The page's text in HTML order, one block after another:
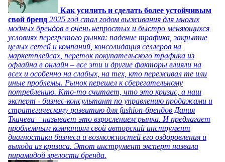
Как усилить и сделать более устойчивым
свой бренд 2025 год стал годом выживания для многих
модных брендов в очень непростых и быстро меняющихся
условиях перегретого рынка: падение трафика, закрытие
целых сетей и компаний, консолидация селлеров на
маркетплейсах, переток покупательского трафика из
офлайна в онлайн – все эти и другие факторы влияли на
всех и особенно на слабых, на тех, кто переживал те или
иные проблемы. Рынок перешел к сберегательному
потреблению. Кто-то считает, что это кризис, а наш
эксперт - бизнес-консультант по управлению продажами и
стратегическому развитию для fashion-брендов Дания
Ткачева – называет это взрослением рынка. И предлагает
проблемным компаниям свой авторский инструмент
диагностики бизнеса и возможностей его оздоровления и
выхода из кризиса. Этот инструмент эксперт назвала
пирамидой зрелости бренда.